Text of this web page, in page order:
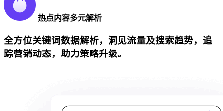
热点内容多元解析
全方位关键词数据解析，洞见流量及搜索趋势，追
踪营销动态，助力策略升级。